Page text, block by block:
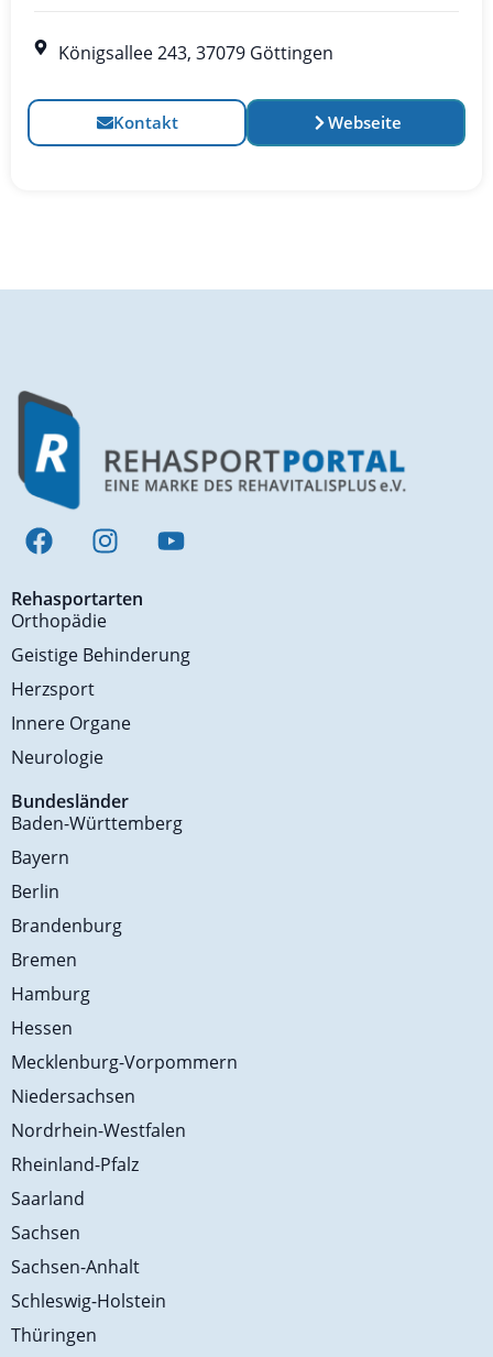
Königsallee 243, 37079 Göttingen
Kontakt Webseite
Rehasportarten
Orthopädie
Geistige Behinderung
Herzsport
Innere Organe
Neurologie
Bundesländer
Baden-Württemberg
Bayern
Berlin
Brandenburg
Bremen
Hamburg
Hessen
Mecklenburg-Vorpommern
Niedersachsen
Nordrhein-Westfalen
Rheinland-Pfalz
Saarland
Sachsen
Sachsen-Anhalt
Schleswig-Holstein
Thüringen